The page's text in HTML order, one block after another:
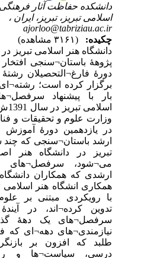
دانشکده حفاظت آثار
اسلامی تبریز، تبریز، ایران ،
ajorloo@tabriziau.ac.ir
چکیده:
(۳۱۶۱ مشاهده)
دانشگاه هنر اسلامی تبریز
پژوهۀ باستان¬سنجی افتخار
دورۀ فارغ¬التحصیلان
برگزار کرده است؛
بار با پیشنهاد
وزارت علوم و تحقیقات و
در یازدهمین دورۀ
ارشد باستان¬سنجی که
تبریز در دانشگاه هنر
می¬شود، سرفصل¬های
ارشدی که همکاران
همکاری انشگاه هنر اسلامی
با رویکردی مبتنی بر
تدوین کرده¬اند، در
سرفصل¬های یک دهۀ
نیازمندی¬های دهه¬ای که
طلبد که افزون بر
درسی، سیاست¬ها و